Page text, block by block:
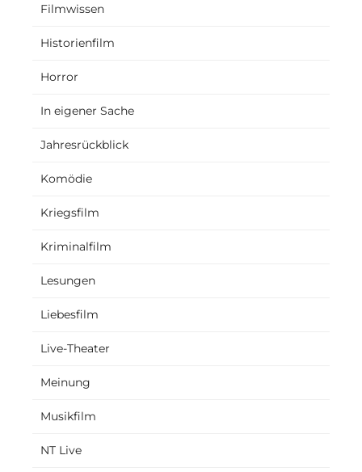
Filmwissen
Historienfilm
Horror
In eigener Sache
Jahresrückblick
Komödie
Kriegsfilm
Kriminalfilm
Lesungen
Liebesfilm
Live-Theater
Meinung
Musikfilm
NT Live